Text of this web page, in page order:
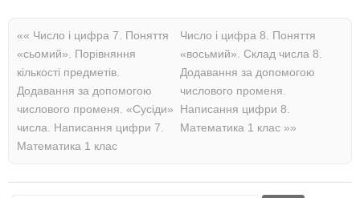
«« Число і цифра 7. Поняття
«сьомий». Порівняння
кількості предметів.
Додавання за допомогою
числового променя. «Сусіди»
числа. Написання цифри 7.
Математика 1 клас
Число і цифра 8. Поняття
«восьмий». Склад числа 8.
Додавання за допомогою
числового променя.
Написання цифри 8.
Математика 1 клас »»